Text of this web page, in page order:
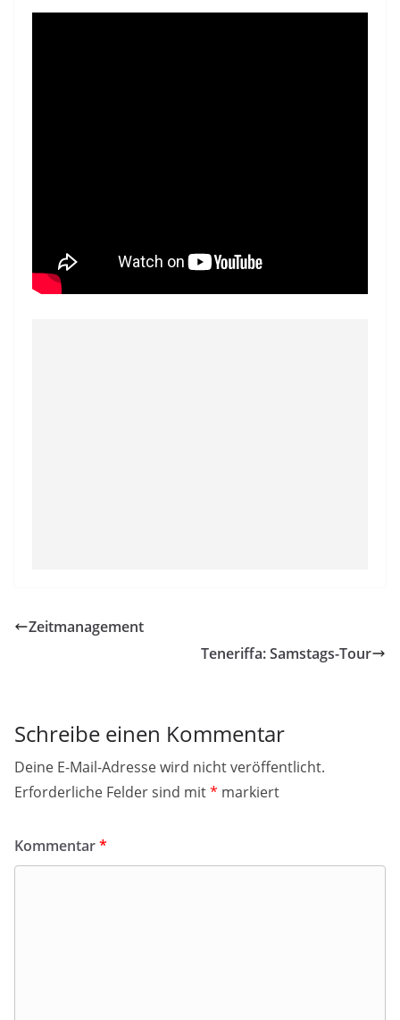
Zeitmanagement
Teneriffa: Samstags-Tour
Schreibe einen Kommentar
Deine E-Mail-Adresse wird nicht veröffentlicht.
Erforderliche Felder sind mit* markiert
Kommentar*